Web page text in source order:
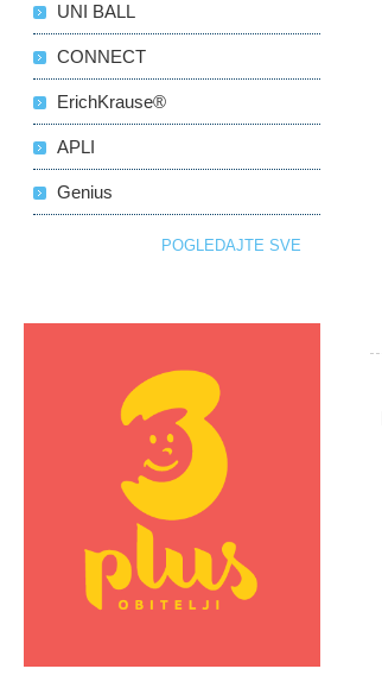
UNI BALL
CONNECT
ErichKrause®
APLI
Genius
POGLEDAJTE SVE